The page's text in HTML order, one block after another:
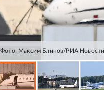
Фото: Максим Блинов/РИА Новости